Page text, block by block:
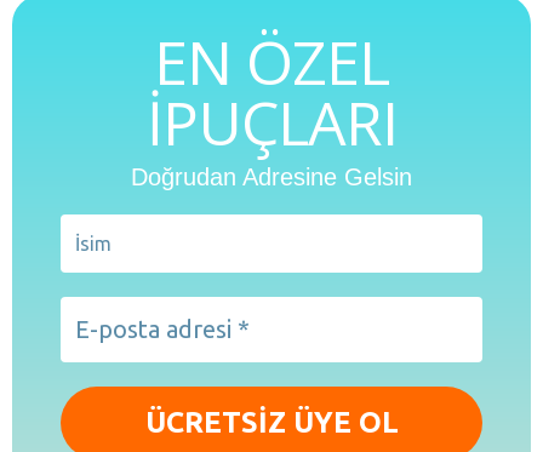
EN ÖZEL
İPUÇLARI
Doğrudan Adresine Gelsin